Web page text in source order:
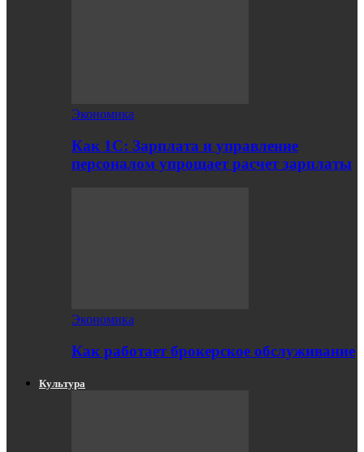
Экономика
Как 1С: Зарплата и управление
персоналом упрощает расчет зарплаты
Экономика
Как работает брокерское обслуживание
Культура